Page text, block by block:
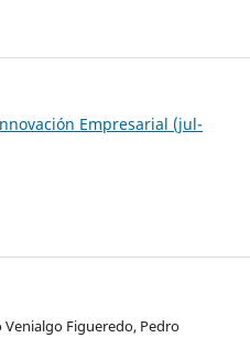
Empresarial (jul-
Figueredo, Pedro